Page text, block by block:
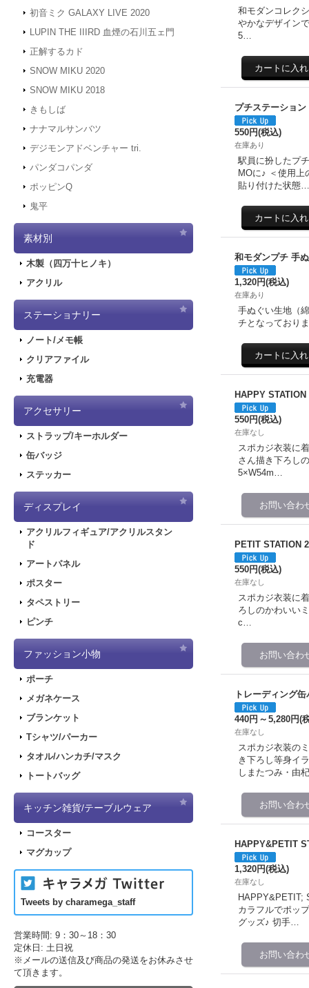
初音ミク GALAXY LIVE 2020
LUPIN THE IIIRD 血煙の石川五ェ門
正解するカド
SNOW MIKU 2020
SNOW MIKU 2018
きもしば
ナナマルサンバツ
デジモンアドベンチャー tri.
パンダコパンダ
ポッピンQ
鬼平
素材別
木製（四万十ヒノキ）
アクリル
ステーショナリー
ノート/メモ帳
クリアファイル
充電器
アクセサリー
ストラップ/キーホルダー
缶バッジ
ステッカー
ディスプレイ
アクリルフィギュア/アクリルスタン
ド
アートパネル
ポスター
タペストリー
ピンチ
ファッション小物
ポーチ
メガネケース
ブランケット
Tシャツ/パーカー
タオル/ハンカチ/マスク
トートバッグ
キッチン雑貨/テーブルウェア
コースター
マグカップ
Tweets by charamega_staff
営業時間: 9：30～18：30
定休日: 土日祝
※メールの送信及び商品の発送をお休みさせ
て頂きます。
和モダンコレク
やかなデザイン
5…
プチステーショ
550円(税込)
在庫あり
駅員に扮したプ
MOに♪ ＜使用上
貼り付けた状態…
和モダンプチ 手
1,320円(税込)
在庫あり
手ぬぐい生地（
チとなっており
HAPPY
550円(税込)
在庫なし
スポカジ衣装に
さん描き下ろし
5×W54m…
PETIT STATION
550円(税込)
在庫なし
スポカジ衣装に
ろしのかわいい
c…
トレーディング
440円 ～ 5,280円(
在庫なし
スポカジ衣装の
き下ろし等身イ
しまたつみ・由
HAPPY&PETIT
1,320円(税込)
在庫なし
HAPPY&PETIT;
カラフルでポッ
グッズ♪ 切手…